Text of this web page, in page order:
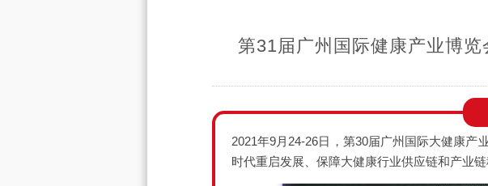
第31届广州国际健康产业博
2021年9月24-26日，第30届广州国际大健康
时代重启发展、保障大健康行业供应链和产业链